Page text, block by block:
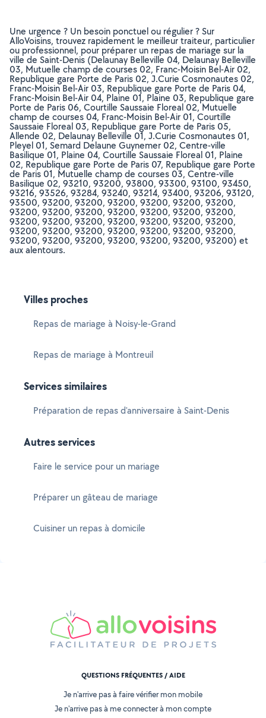
Une urgence ? Un besoin ponctuel ou régulier ? Sur
AlloVoisins, trouvez rapidement le meilleur traiteur, particulier
ou professionnel, pour préparer un repas de mariage sur la
ville de Saint-Denis (Delaunay Belleville 04, Delaunay Belleville
03, Mutuelle champ de courses 02, Franc-Moisin Bel-Air 02,
Republique gare Porte de Paris 02, J.Curie Cosmonautes 02,
Franc-Moisin Bel-Air 03, Republique gare Porte de Paris 04,
Franc-Moisin Bel-Air 04, Plaine 01, Plaine 03, Republique gare
Porte de Paris 06, Courtille Saussaie Floreal 02, Mutuelle
champ de courses 04, Franc-Moisin Bel-Air 01, Courtille
Saussaie Floreal 03, Republique gare Porte de Paris 05,
Allende 02, Delaunay Belleville 01, J.Curie Cosmonautes 01,
Pleyel 01, Semard Delaune Guynemer 02, Centre-ville
Basilique 01, Plaine 04, Courtille Saussaie Floreal 01, Plaine
02, Republique gare Porte de Paris 07, Republique gare Porte
de Paris 01, Mutuelle champ de courses 03, Centre-ville
Basilique 02, 93210, 93200, 93800, 93300, 93100, 93450,
93216, 93526, 93284, 93240, 93214, 93400, 93206, 93120,
93500, 93200, 93200, 93200, 93200, 93200, 93200,
93200, 93200, 93200, 93200, 93200, 93200, 93200,
93200, 93200, 93200, 93200, 93200, 93200, 93200,
93200, 93200, 93200, 93200, 93200, 93200, 93200,
93200, 93200, 93200, 93200, 93200, 93200, 93200) et
aux alentours.
Villes proches
Repas de mariage à Noisy-le-Grand
Repas de mariage à Montreuil
Services similaires
Préparation de repas d'anniversaire à Saint-Denis
Autres services
Faire le service pour un mariage
Préparer un gâteau de mariage
Cuisiner un repas à domicile
QUESTIONS FRÉQUENTES / AIDE
Je n'arrive pas à faire vérifier mon mobile
Je n'arrive pas à me connecter à mon compte